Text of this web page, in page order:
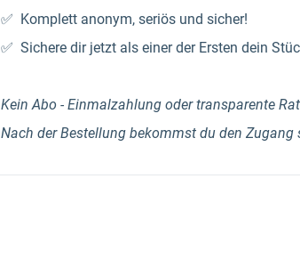
✅ Komplett anonym, seriös und sicher!
✅ Sichere dir jetzt als einer der Ersten dein
Kein Abo - Einmalzahlung oder transparente
Nach der Bestellung bekommst du den